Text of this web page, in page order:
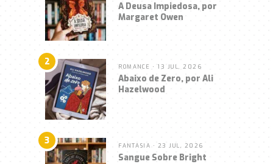
A Deusa Impiedosa, por
Margaret Owen
2 ROMANCE • 13 JUL, 2026
Abaixo de Zero, por Ali
Hazelwood
3 FANTASIA • 23 JUL, 2026
Sangue Sobre Bright